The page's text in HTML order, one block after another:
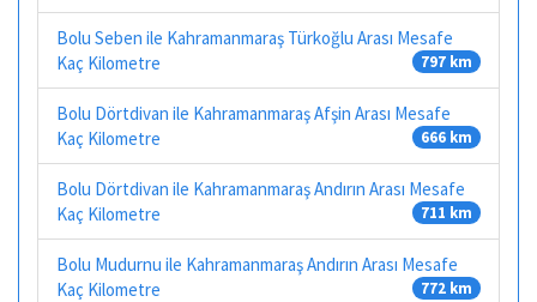
Bolu Seben ile Kahramanmaraş Türkoğlu Arası Mesafe
Kaç Kilometre
797 km
Bolu Dörtdivan ile Kahramanmaraş Afşin Arası Mesafe
Kaç Kilometre
666 km
Bolu Dörtdivan ile Kahramanmaraş Andırın Arası Mesafe
Kaç Kilometre
711 km
Bolu Mudurnu ile Kahramanmaraş Andırın Arası Mesafe
Kaç Kilometre
772 km